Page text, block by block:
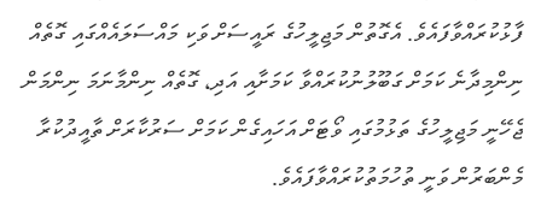
ފާޅުކުރައްވާފައެވެ. އެގޮތުން މަޖިލީހުގެ ރައީސަށް ވަކި މައްސަލައެއްގައި ގޮތެއް
ނިންމިދާނެ ކަމަށް ގަބޫލުނުކުރައްވާ ކަމަށާއި އަދި، ގޮތެއް ނިންމާނަމަ ނިންމަން
ޖެހޭނީ މަޖިލީހުގެ ތަޅުމުގައި ވޯޓަށް އަހައިގެން ކަމަށް ސަރުކާރަށް ތާއީދުކުރާ
މެންބަރުން ވަނީ ތުހުމަތުކުރައްވާފައެވެ.